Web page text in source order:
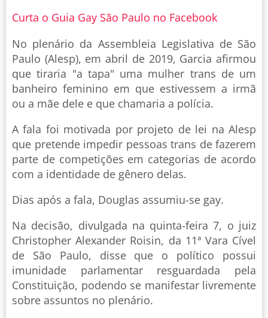
Curta o Guia Gay São Paulo no Facebook
No plenário da Assembleia Legislativa de São
Paulo (Alesp), em abril de 2019, Garcia afirmou
que tiraria "a tapa" uma mulher trans de um
banheiro feminino em que estivessem a irmã
ou a mãe dele e que chamaria a polícia.
A fala foi motivada por projeto de lei na Alesp
que pretende impedir pessoas trans de fazerem
parte de competições em categorias de acordo
com a identidade de gênero delas.
Dias após a fala, Douglas assumiu-se gay.
Na decisão, divulgada na quinta-feira 7, o juiz
Christopher Alexander Roisin, da 11ª Vara Cível
de São Paulo, disse que o político possui
imunidade parlamentar resguardada pela
Constituição, podendo se manifestar livremente
sobre assuntos no plenário.